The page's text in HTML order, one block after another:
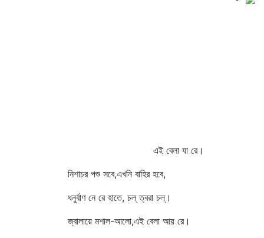
এই বেলা যা রে।
নিশাচর পশু সবে,এখনি বাহির হবে,
ধনুর্বাণ নে রে হাতে, চল্‌ ত্বরা চল্‌।
জ্বালায়ে মশাল-আলো,এই বেলা আয় রে।